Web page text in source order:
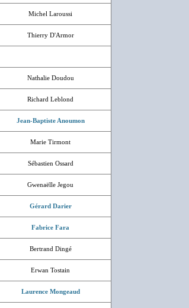
Michel Laroussi
Thierry D'Armor
Nathalie Doudou
Richard Leblond
Jean-Baptiste Anoumon
Marie Tirmont
Sébastien Ossard
Gwenaëlle Jegou
Gérard Darier
Fabrice Fara
Bertrand Dingé
Erwan Tostain
Laurence Mongeaud